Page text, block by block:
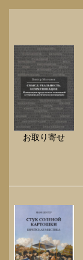
お取り寄せ